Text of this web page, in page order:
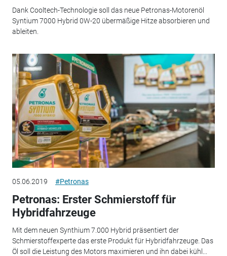
Dank Cooltech-Technologie soll das neue Petronas-Motorenöl
Syntium 7000 Hybrid 0W-20 übermäßige Hitze absorbieren und
ableiten.
05.06.2019 #Petronas
Petronas: Erster Schmierstoff für
Hybridfahrzeuge
Mit dem neuen Synthium 7.000 Hybrid präsentiert der
Schmierstoffexperte das erste Produkt für Hybridfahrzeuge. Das
Öl soll die Leistung des Motors maximieren und ihn dabei kühl...